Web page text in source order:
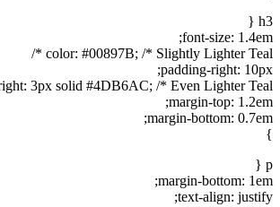
h3 {
font-size: 1.4em;
color: #00897B; /* Slightly Lighter Teal */
padding-right: 10px;
3px solid #4DB6AC; /* Even Lighter Teal */
margin-top: 1.2em;
margin-bottom: 0.7em;
}
p {
margin-bottom: 1em;
text-align: justify;